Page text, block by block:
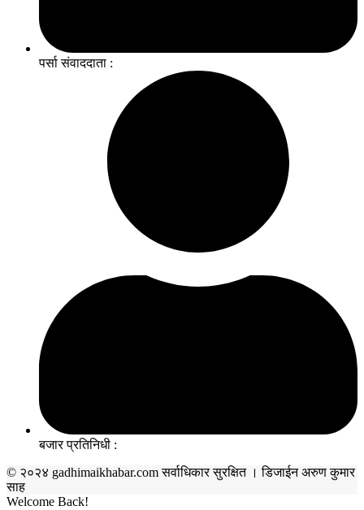
पर्सा संवाददाता :
बजार प्रतिनिधी :
© २०२४ gadhimaikhabar.com सर्वाधिकार सुरक्षित । डिजाईन अरुण कुमार
साह
Welcome Back!